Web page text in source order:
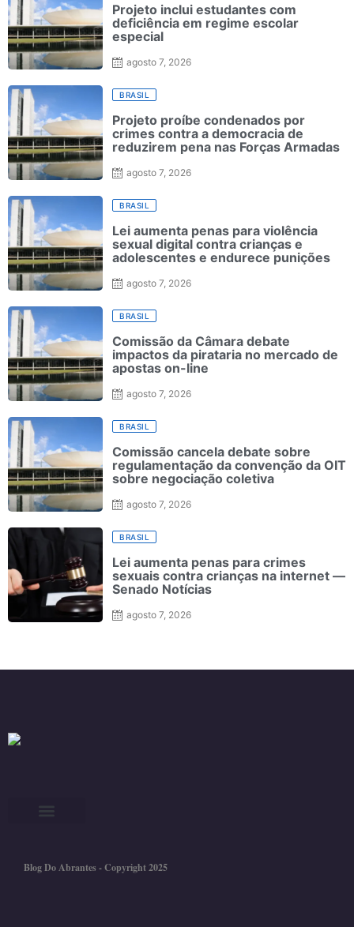
Projeto inclui estudantes com
deficiência em regime escolar
especial
agosto 7, 2026
BRASIL
Projeto proíbe condenados por
crimes contra a democracia de
reduzirem pena nas Forças Armadas
agosto 7, 2026
BRASIL
Lei aumenta penas para violência
sexual digital contra crianças e
adolescentes e endurece punições
agosto 7, 2026
BRASIL
Comissão da Câmara debate
impactos da pirataria no mercado de
apostas on-line
agosto 7, 2026
BRASIL
Comissão cancela debate sobre
regulamentação da convenção da OIT
sobre negociação coletiva
agosto 7, 2026
BRASIL
Lei aumenta penas para crimes
sexuais contra crianças na internet —
Senado Notícias
agosto 7, 2026
Blog Do Abrantes - Copyright 2025